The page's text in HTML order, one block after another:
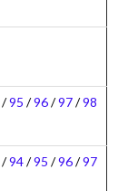
/95 /96/97/98
/94/95 /96/97